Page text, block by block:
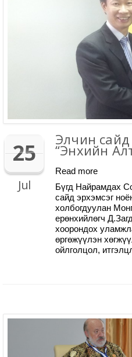
25
Jul
Элчин сайд
“Энхийн
Read more
Бүгд Найрамдах
сайд эрхэмсэг
холбогдуулан
ерөнхийлөгч
хоорондох
өргөжүүлэн
ойлголцол,